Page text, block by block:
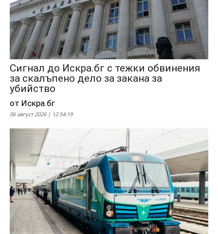
Сигнал до Искра.бг с тежки обвинения
за скалъпено дело за закана за
убийство
от Искра.бг
06 август 2026 | 12:54:19